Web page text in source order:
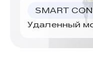
SMART
Удаленный